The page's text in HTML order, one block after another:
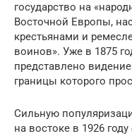
государство на
Восточной Европы,
крестьянами и
воинов». Уже в 1875
представлено
границы которого
Сильную
на востоке в 1926